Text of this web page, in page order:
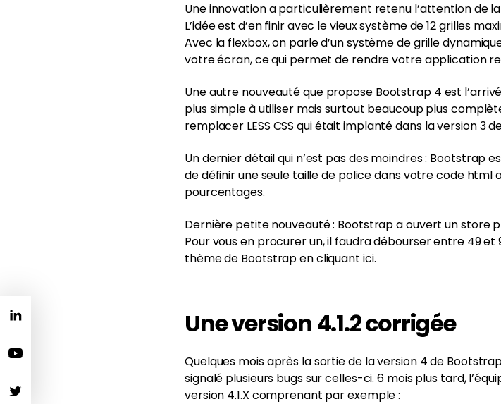
Une innovation a particulièrement retenu l’attention de
L’idée est d’en finir avec le vieux système de 12 grilles
Avec la flexbox, on parle d’un système de grille
votre écran, ce qui permet de rendre votre application
Une autre nouveauté que propose Bootstrap 4 est
plus simple à utiliser mais surtout beaucoup plus
remplacer LESS CSS qui était implanté dans la version 3
Un dernier détail qui n’est pas des moindres : Bootstrap
de définir une seule taille de police dans votre code html
pourcentages.
Dernière petite nouveauté : Bootstrap a ouvert un store
Pour vous en procurer un, il faudra débourser entre 49
thème de Bootstrap en cliquant ici.
Une version 4.1.2 corrigée
Quelques mois après la sortie de la version 4 de
signalé plusieurs bugs sur celles-ci. 6 mois plus tard,
version 4.1.X comprenant par exemple :